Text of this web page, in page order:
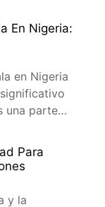
En Nigeria:
en Nigeria
una parte
al
con la
Nigeria,
Para
y la